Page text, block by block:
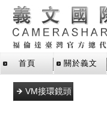
首頁 關於義文
VM接環鏡頭